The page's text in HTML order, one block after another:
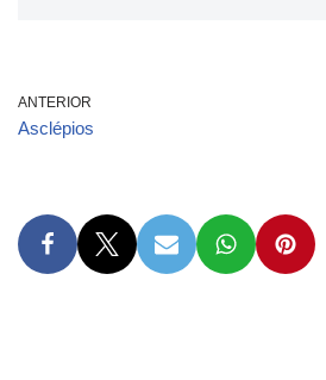
ANTERIOR
Asclépios